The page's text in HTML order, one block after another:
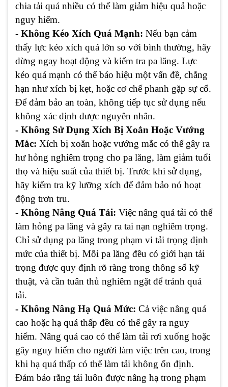
chia tải quá nhiều có thể làm giảm hiệu quả hoặc
nguy hiểm.
- Không Kéo Xích Quá Mạnh: Nếu bạn cảm
thấy lực kéo xích quá lớn so với bình thường, hãy
dừng ngay hoạt động và kiểm tra pa lăng. Lực
kéo quá mạnh có thể báo hiệu một vấn đề, chẳng
hạn như xích bị kẹt, hoặc cơ chế phanh gặp sự cố.
Để đảm bảo an toàn, không tiếp tục sử dụng nếu
không xác định được nguyên nhân.
- Không Sử Dụng Xích Bị Xoắn Hoặc Vướng
Mắc: Xích bị xoắn hoặc vướng mắc có thể gây ra
hư hỏng nghiêm trọng cho pa lăng, làm giảm tuổi
thọ và hiệu suất của thiết bị. Trước khi sử dụng,
hãy kiểm tra kỹ lưỡng xích để đảm bảo nó hoạt
động trơn tru.
- Không Nâng Quá Tải: Việc nâng quá tải có thể
làm hỏng pa lăng và gây ra tai nạn nghiêm trọng.
Chỉ sử dụng pa lăng trong phạm vi tải trọng định
mức của thiết bị. Mỗi pa lăng đều có giới hạn tải
trọng được quy định rõ ràng trong thông số kỹ
thuật, và cần tuân thủ nghiêm ngặt để tránh quá
tải.
- Không Nâng Hạ Quá Mức: Cả việc nâng quá
cao hoặc hạ quá thấp đều có thể gây ra nguy
hiểm. Nâng quá cao có thể làm tải rơi xuống hoặc
gây nguy hiểm cho người làm việc trên cao, trong
khi hạ quá thấp có thể làm tải không ổn định.
Đảm bảo rằng tải luôn được nâng hạ trong phạm